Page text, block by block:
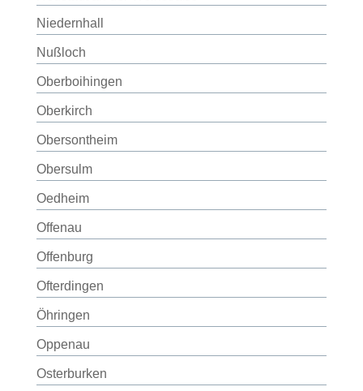
Niedernhall
Nußloch
Oberboihingen
Oberkirch
Obersontheim
Obersulm
Oedheim
Offenau
Offenburg
Ofterdingen
Öhringen
Oppenau
Osterburken